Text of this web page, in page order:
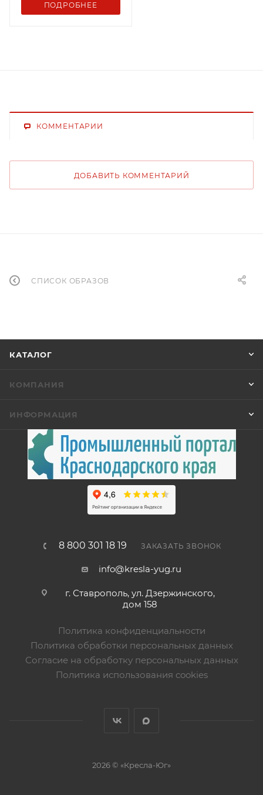
ПОДРОБНЕЕ
КОММЕНТАРИИ
ДОБАВИТЬ КОММЕНТАРИЙ
СПИСОК ОБРАЗОВ
КАТАЛОГ
КОМПАНИЯ
ИНФОРМАЦИЯ
8 800 301 18 19 ЗАКАЗАТЬ ЗВОНОК
info@kresla-yug.ru
г. Ставрополь​, ул. Дзержинского,
дом 158
Политика конфиденциальности
Политика обработки персональных данных
Согласие на обработку персональных данных
Политика использования cookies
2026 © «Кресла-Юг»